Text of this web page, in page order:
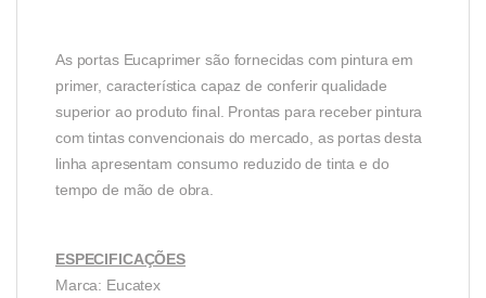
As portas Eucaprimer são fornecidas com pintura em
primer, característica capaz de conferir qualidade
superior ao produto final. Prontas para receber pintura
com tintas convencionais do mercado, as portas desta
linha apresentam consumo reduzido de tinta e do
tempo de mão de obra.
ESPECIFICAÇÕES
Marca: Eucatex